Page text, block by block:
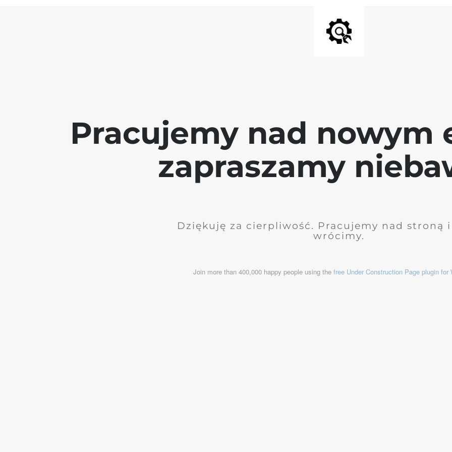
Pracujemy nad nowym
zapraszamy
Dziękuję za cierpliwość. Pracujemy nad stroną
wrócimy.
Join more than 400,000 happy people using the free Under Construction Page plugin for